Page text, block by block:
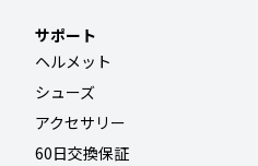
サポート
ヘルメット
シューズ
アクセサリー
60日交換保証